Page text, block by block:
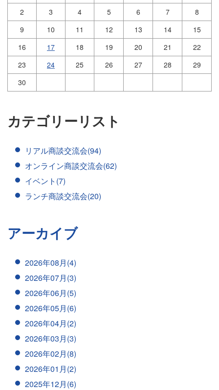
2 3 4 5 6 7
8
9
10 11 12 13 14
15
16
17 18 19 20 21
22
23
24 25 26 27 28
29
30
カテゴリーリスト
リアル商談交流会(94)
オンライン商談交流会(62)
イベント(7)
ランチ商談交流会(20)
アーカイブ
2026年08月(4)
2026年07月(3)
2026年06月(5)
2026年05月(6)
2026年04月(2)
2026年03月(3)
2026年02月(8)
2026年01月(2)
2025年12月(6)